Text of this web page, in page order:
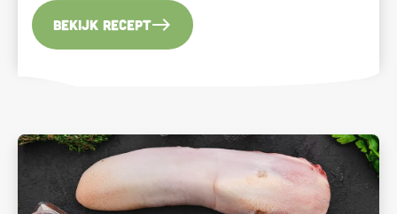
Bekijk recepteast